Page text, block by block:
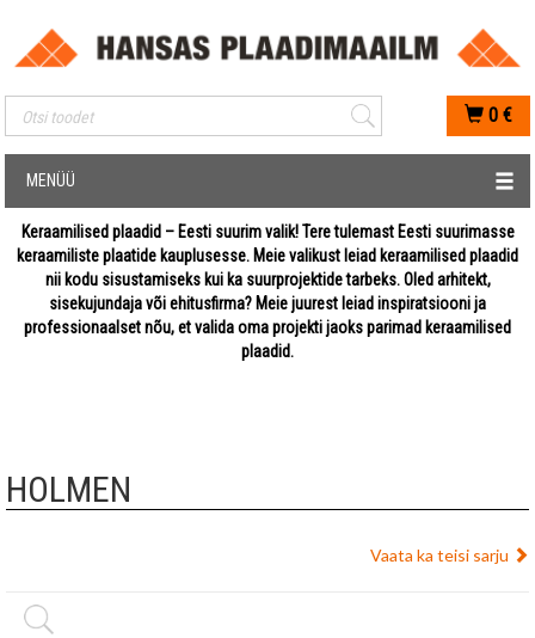
Mobiilis otsimise sisestus
0 €
MENÜÜ
Keraamilised plaadid – Eesti suurim valik! Tere tulemast Eesti suurimasse
keraamiliste plaatide kauplusesse. Meie valikust leiad keraamilised plaadid
nii kodu sisustamiseks kui ka suurprojektide tarbeks. Oled arhitekt,
sisekujundaja või ehitusfirma? Meie juurest leiad inspiratsiooni ja
professionaalset nõu, et valida oma projekti jaoks parimad keraamilised
plaadid.
HOLMEN
Vaata ka teisi sarju